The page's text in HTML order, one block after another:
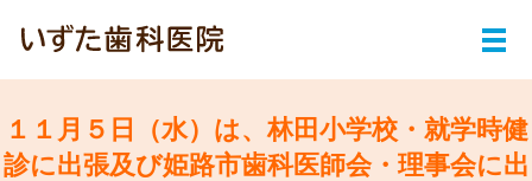
メ
１１月５日（水）は、林田小学校・就学時健
診に出張及び姫路市歯科医師会・理事会に出